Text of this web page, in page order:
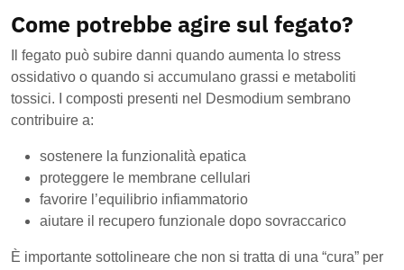
Come potrebbe agire sul fegato?
Il fegato può subire danni quando aumenta lo stress
ossidativo o quando si accumulano grassi e metaboliti
tossici. I composti presenti nel Desmodium sembrano
contribuire a:
sostenere la funzionalità epatica
proteggere le membrane cellulari
favorire l’equilibrio infiammatorio
aiutare il recupero funzionale dopo sovraccarico
È importante sottolineare che non si tratta di una “cura” per